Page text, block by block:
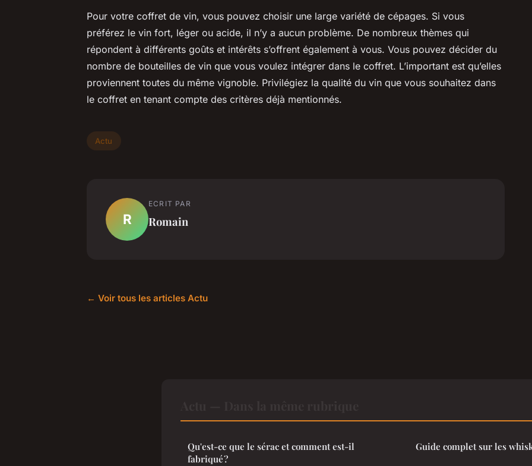
Pour votre coffret de vin, vous pouvez choisir une large variété de cépages. Si vous
préférez le vin fort, léger ou acide, il n’y a aucun problème. De nombreux thèmes qui
répondent à différents goûts et intérêts s’offrent également à vous. Vous pouvez décider du
nombre de bouteilles de vin que vous voulez intégrer dans le coffret. L’important est qu’elles
proviennent toutes du même vignoble. Privilégiez la qualité du vin que vous souhaitez dans
le coffret en tenant compte des critères déjà mentionnés.
Actu
R
ECRIT PAR
Romain
← Voir tous les articles Actu
Qu'est-ce que le sérac et comment est-il
fabriqué ?
Guide complet sur les